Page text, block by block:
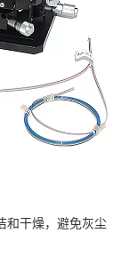
干燥，避免灰尘